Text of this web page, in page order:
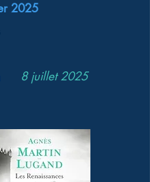
2025
8 juillet 2025